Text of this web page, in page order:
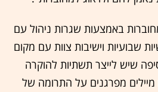
באמצעות שגרות ניהול עם
שבועיות וישיבות צוות עם מקום
שיש לייצר תשתיות להוקרה
מפרגנים על התרומה של